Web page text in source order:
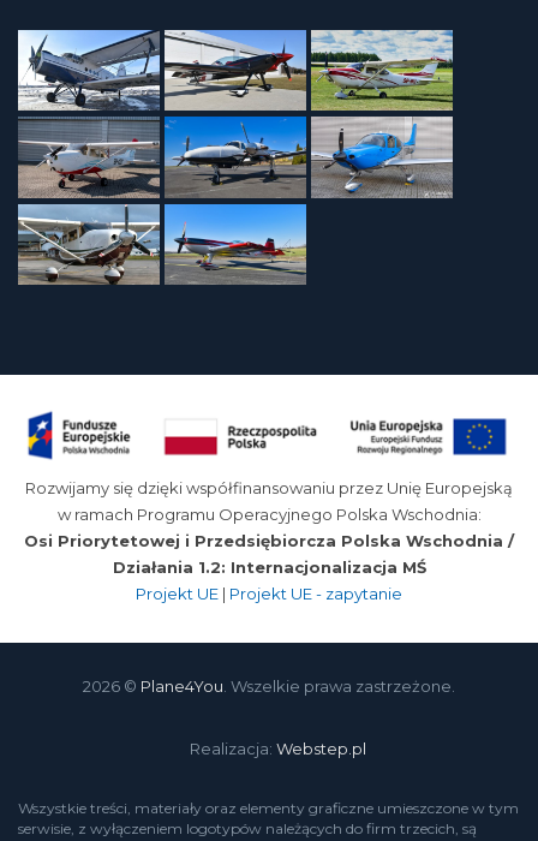
Rozwijamy się dzięki współfinansowaniu przez Unię Europejską
w ramach Programu Operacyjnego Polska Wschodnia:
Osi Priorytetowej i Przedsiębiorcza Polska Wschodnia /
Działania 1.2: Internacjonalizacja MŚ
Projekt UE | Projekt UE - zapytanie
2026 © Plane4You . Wszelkie prawa zastrzeżone.
Realizacja: Webstep.pl
Wszystkie treści, materiały oraz elementy graficzne umieszczone w tym
serwisie, z wyłączeniem logotypów należących do firm trzecich, są